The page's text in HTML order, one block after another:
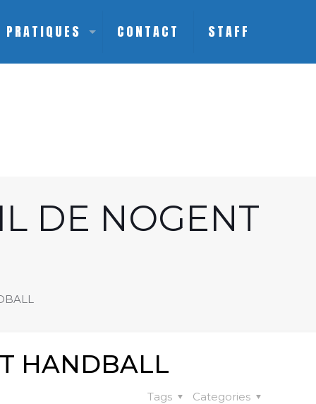
CONTACT STAFF
DE NOGENT
HANDBALL
Categories
Tags